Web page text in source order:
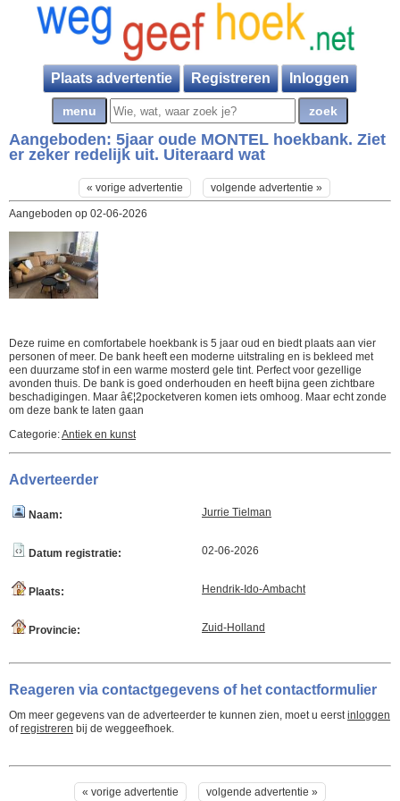
Plaats advertentie Registreren Inloggen
Aangeboden: 5jaar oude MONTEL hoekbank. Ziet
er zeker redelijk uit. Uiteraard wat
« vorige advertentie volgende advertentie »
Aangeboden op 02-06-2026
Deze ruime en comfortabele hoekbank is 5 jaar oud en biedt plaats aan vier
personen of meer. De bank heeft een moderne uitstraling en is bekleed met
een duurzame stof in een warme mosterd gele tint. Perfect voor gezellige
avonden thuis. De bank is goed onderhouden en heeft bijna geen zichtbare
beschadigingen. Maar â€¦2pocketveren komen iets omhoog. Maar echt zonde
om deze bank te laten gaan
Categorie:Antiek en kunst
Adverteerder
Naam: Jurrie Tielman
Datum registratie: 02-06-2026
Plaats: Hendrik-Ido-Ambacht
Provincie: Zuid-Holland
Reageren via contactgegevens of het contactformulier
Om meer gegevens van de adverteerder te kunnen zien, moet u eerst inloggen
ofregistreren bij de weggeefhoek.
« vorige advertentie volgende advertentie »